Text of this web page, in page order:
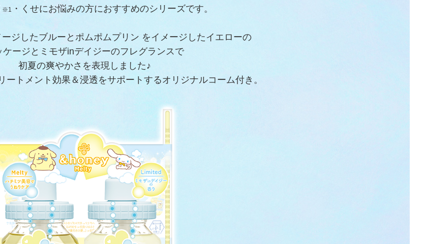
※1 ・くせにお悩みの方におすすめのシリーズです。
ジしたブルーとポムポムプリン をイメージしたイエローの
ケージとミモザinデイジーのフレグランスで
初夏の爽やかさを表現しました♪
ートメント効果＆浸透をサポートするオリジナルコーム付き。